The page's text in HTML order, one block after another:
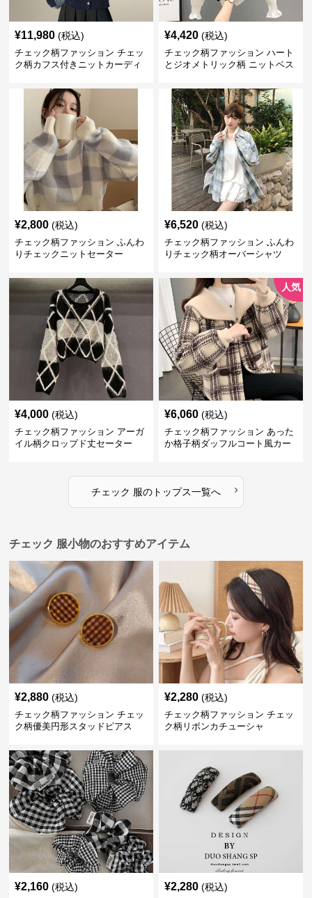
¥11,980 (税込)
チェック柄ファッション チェッ
ク柄カフス付きニットカーディ
¥4,420 (税込)
チェック柄ファッション ハート
とジオメトリック柄 ニットベス
¥2,800 (税込)
チェック柄ファッション ふんわ
りチェックニットセーター
¥6,520 (税込)
チェック柄ファッション ふんわ
りチェック柄オーバーシャツ
¥4,000 (税込)
チェック柄ファッション アーガ
イル柄クロップド丈セーター
人気
¥6,060 (税込)
チェック柄ファッション あった
か格子柄ダッフルコート風カー
チェック 服のトップス一覧へ ›
チェック 服小物のおすすめアイテム
¥2,880 (税込)
チェック柄ファッション チェッ
ク柄優美円形スタッドピアス
¥2,280 (税込)
チェック柄ファッション チェッ
ク柄リボンカチューシャ
¥2,160 (税込) ¥2,280 (税込)